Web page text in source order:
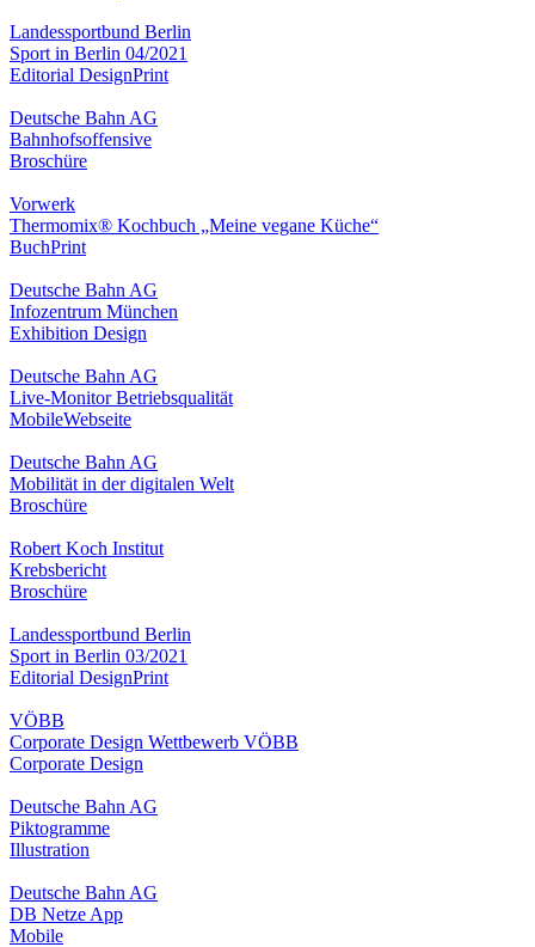
Landessportbund Berlin
Sport in Berlin 04/2021
Editorial DesignPrint
Deutsche Bahn AG
Bahnhofsoffensive
Broschüre
Vorwerk
Thermomix® Kochbuch „Meine vegane Küche“
BuchPrint
Deutsche Bahn AG
Infozentrum München
Exhibition Design
Deutsche Bahn AG
Live-Monitor Betriebsqualität
MobileWebseite
Deutsche Bahn AG
Mobilität in der digitalen Welt
Broschüre
Robert Koch Institut
Krebsbericht
Broschüre
Landessportbund Berlin
Sport in Berlin 03/2021
Editorial DesignPrint
VÖBB
Corporate Design Wettbewerb VÖBB
Corporate Design
Deutsche Bahn AG
Piktogramme
Illustration
Deutsche Bahn AG
DB Netze App
Mobile